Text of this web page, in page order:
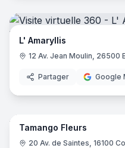
L' Amaryllis
12 Av. Jean Moulin, 26500
Partager Google
Tamango Fleurs
20 Av. de Saintes, 16100